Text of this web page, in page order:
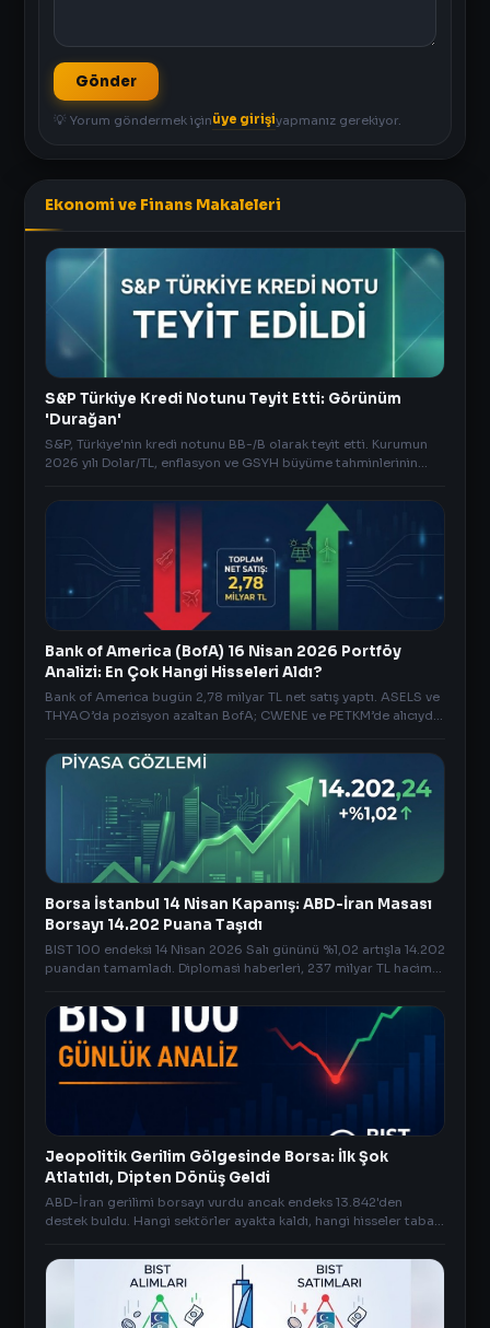
Gönder
💡 Yorum göndermek içinüye girişiyapmanız gerekiyor.
Ekonomi ve Finans Makaleleri
S&P Türkiye Kredi Notunu Teyit Etti: Görünüm
'Durağan'
S&P, Türkiye'nin kredi notunu BB-/B olarak teyit etti. Kurumun
2026 yılı Dolar/TL, enflasyon ve GSYH büyüme tahminlerinin
Bank of America (BofA) 16 Nisan 2026 Portföy
Analizi: En Çok Hangi Hisseleri Aldı?
Bank of America bugün 2,78 milyar TL net satış yaptı. ASELS ve
THYAO’da pozisyon azaltan BofA; CWENE ve PETKM’de alıcıydı.
Borsa İstanbul 14 Nisan Kapanış: ABD-İran Masası
Borsayı 14.202 Puana Taşıdı
BIST 100 endeksi 14 Nisan 2026 Salı gününü %1,02 artışla 14.202
puandan tamamladı. Diplomasi haberleri, 237 milyar TL hacim
Jeopolitik Gerilim Gölgesinde Borsa: İlk Şok
Atlatıldı, Dipten Dönüş Geldi
ABD-İran gerilimi borsayı vurdu ancak endeks 13.842'den
destek buldu. Hangi sektörler ayakta kaldı, hangi hisseler taban